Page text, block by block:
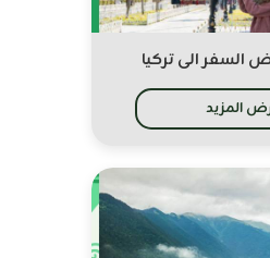
الى تركيا
المزيد